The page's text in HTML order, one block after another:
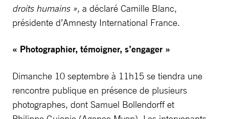
droits humains », a déclaré Camille Blanc,
présidente d’Amnesty International France.
« Photographier, témoigner, s’engager »
Dimanche 10 septembre à 11h15 se tiendra une
rencontre publique en présence de plusieurs
photographes, dont Samuel Bollendorff et